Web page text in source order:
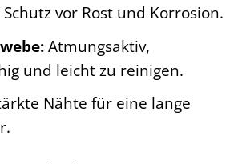
vor Rost und Korrosion.
Atmungsaktiv,
und leicht zu reinigen.
Nähte für eine lange